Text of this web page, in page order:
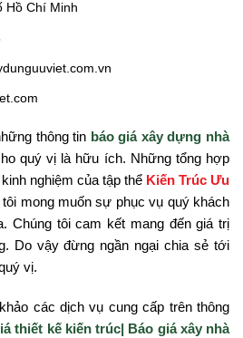
Hồ Chí Minh
thông tin báo giá xây dựng nhà
quý vị là hữu ích. Những tổng hợp
nghiệm của tập thể Kiến Trúc Ưu
mong muốn sự phục vụ quý khách
Chúng tôi cam kết mang đến giá trị
Do vậy đừng ngần ngại chia sẻ tới
vị.
các dịch vụ cung cấp trên thông
thiết kế kiến trúc| Báo giá xây nhà